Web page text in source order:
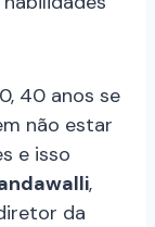
40 anos se
não estar
e isso
,
da